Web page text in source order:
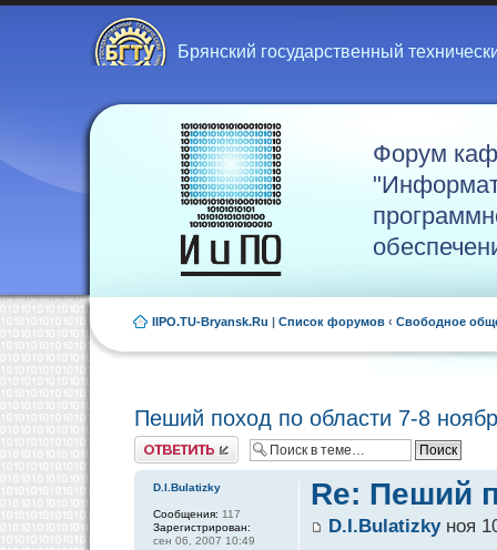
Брянский государственный
Форум
IIPO.TU-Bryansk.Ru | Список форумов ‹ Свободное
Пеший поход по области 7-8
Ответить
Re: Пеший
D.I.Bulatizkyноя
D.I.Bulatizky
Сообщения: 117
Зарегистрирован:
сен 06, 2007 10:49